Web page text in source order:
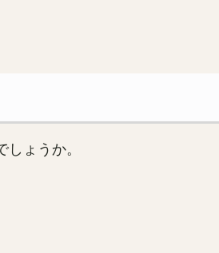
ょうか。